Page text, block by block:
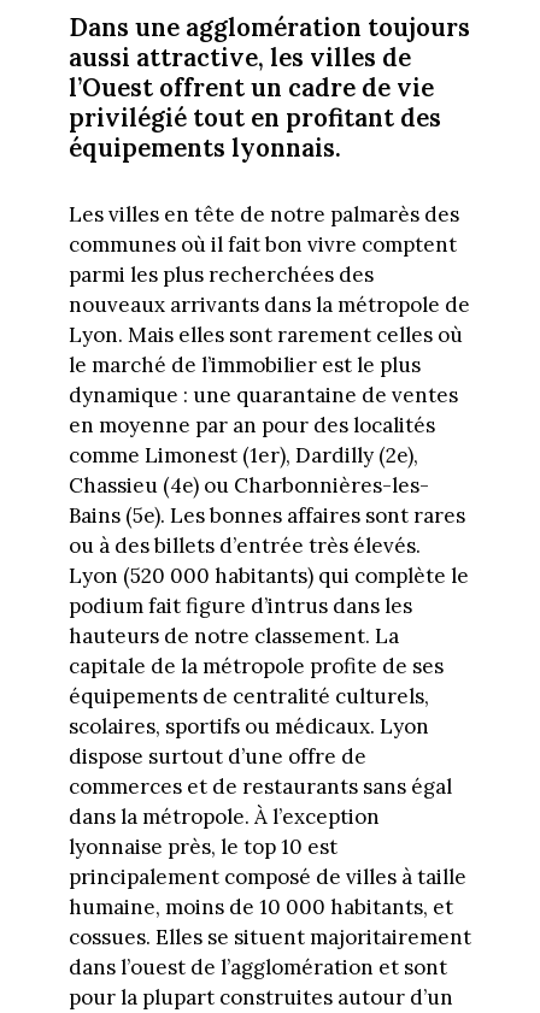
Dans une agglomération toujours
aussi attractive, les villes de
l’Ouest offrent un cadre de vie
privilégié tout en profitant des
équipements lyonnais.
Les villes en tête de notre palmarès des
communes où il fait bon vivre comptent
parmi les plus recherchées des
nouveaux arrivants dans la métropole de
Lyon. Mais elles sont rarement celles où
le marché de l’immobilier est le plus
dynamique : une quarantaine de ventes
en moyenne par an pour des localités
comme Limonest (1er), Dardilly (2e),
Chassieu (4e) ou Charbonnières-les-
Bains (5e). Les bonnes affaires sont rares
ou à des billets d’entrée très élevés.
Lyon (520 000 habitants) qui complète le
podium fait figure d’intrus dans les
hauteurs de notre classement. La
capitale de la métropole profite de ses
équipements de centralité culturels,
scolaires, sportifs ou médicaux. Lyon
dispose surtout d’une offre de
commerces et de restaurants sans égal
dans la métropole. À l’exception
lyonnaise près, le top 10 est
principalement composé de villes à taille
humaine, moins de 10 000 habitants, et
cossues. Elles se situent majoritairement
dans l’ouest de l’agglomération et sont
pour la plupart construites autour d’un